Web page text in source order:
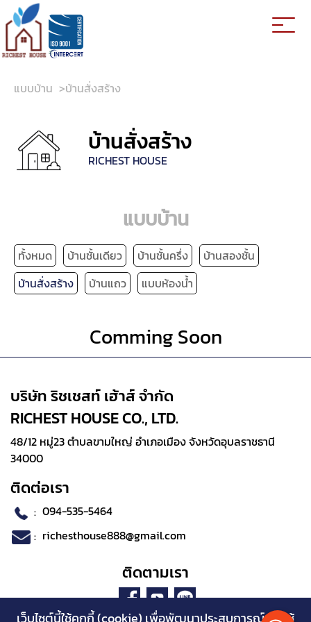
แบบบ้าน >บ้านสั่งสร้าง
บ้านสั่งสร้าง
RICHEST HOUSE
แบบบ้าน
ทั้งหมด บ้านชั้นเดียว บ้านชั้นครึ่ง
บ้านสองชั้น
บ้านสั่งสร้าง
บ้านแถว แบบห้องน้ำ
Comming Soon
เว็บไซต์นี้ใช้คุกกี้ (cookie) เพื่อพัฒนาประสบการณ์การใช้
บริษัท ริชเชสท์ เฮ้าส์ จำกัด
RICHEST HOUSE CO., LTD.
48/12 หมู่23 ตำบลขามใหญ่ อำเภอเมือง จังหวัดอุบลราชธานี
34000
ติดต่อเรา
: 094-535-5464
: richesthouse888@gmail.com
ติดตามเรา